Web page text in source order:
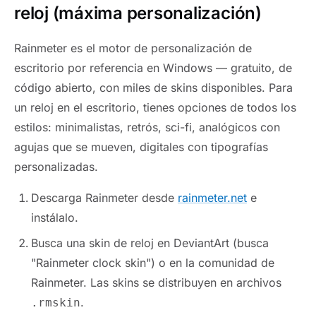
reloj (máxima personalización)
Rainmeter es el motor de personalización de
escritorio por referencia en Windows — gratuito, de
código abierto, con miles de skins disponibles. Para
un reloj en el escritorio, tienes opciones de todos los
estilos: minimalistas, retrós, sci-fi, analógicos con
agujas que se mueven, digitales con tipografías
personalizadas.
Descarga Rainmeter desde rainmeter.net e
instálalo.
Busca una skin de reloj en DeviantArt (busca
"Rainmeter clock skin") o en la comunidad de
Rainmeter. Las skins se distribuyen en archivos
.rmskin.